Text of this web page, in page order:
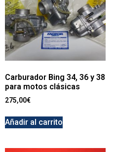
Carburador Bing 34, 36 y 38
para motos clásicas
275,00€
Añadir al carrito